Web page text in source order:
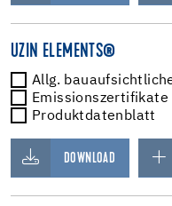
UZIN ELEMENTS®
Allg.
Emissionszertifikate
Produktdatenblatt
DOWNLOAD